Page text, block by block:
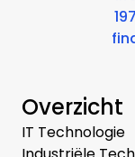
Overzicht
IT Technologie